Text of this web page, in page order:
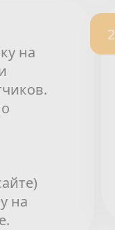
на
на